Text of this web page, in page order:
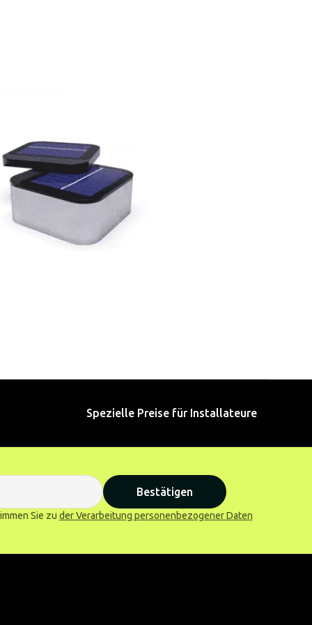
Spezielle Preise für Installateure
Bestätigen
Sie zu der Verarbeitung personenbezogener Daten